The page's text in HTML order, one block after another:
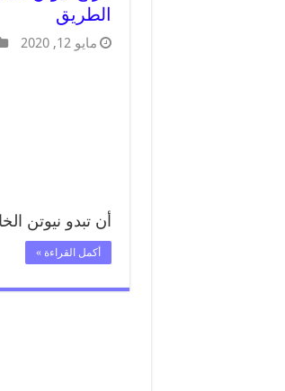
الطريق
مايو 12, 2020
أن تبدو نيوتن
أكمل القراءة »